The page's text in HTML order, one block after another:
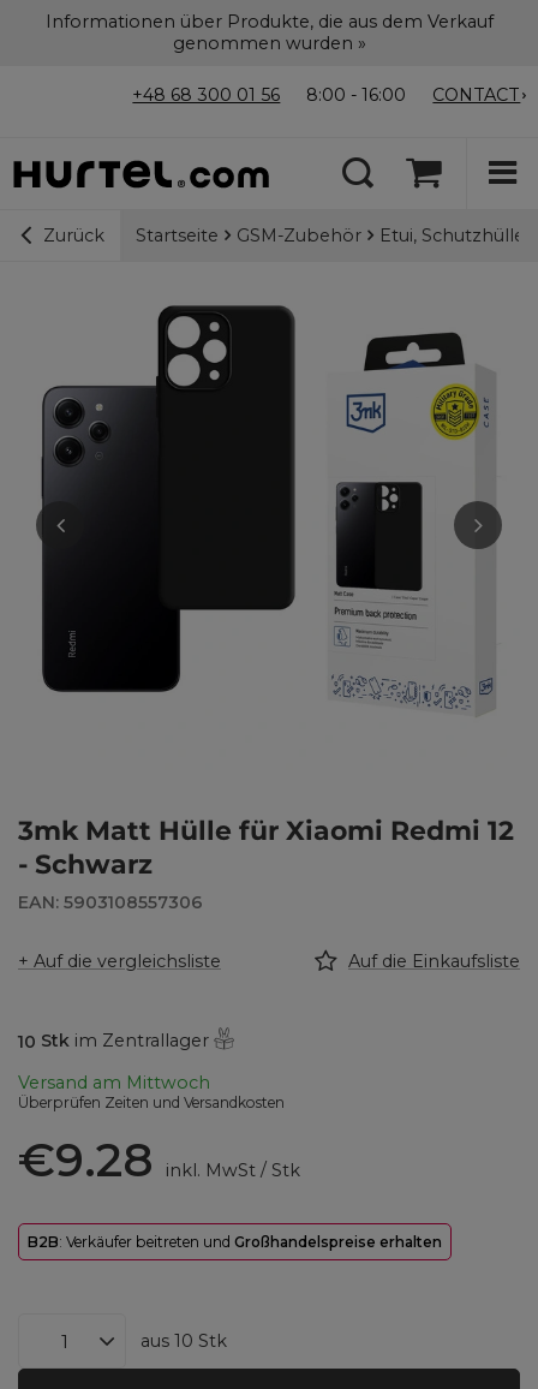
Informationen über Produkte, die aus dem Verkauf
genommen wurden »
+48 68 300 01 56 8:00 - 16:00 CONTACT
Zurück Startseite GSM-Zubehör Etui, Schutzhülle
3mk Matt Hülle für Xiaomi Redmi 12
- Schwarz
EAN: 5903108557306
+ Auf die vergleichsliste Auf die Einkaufsliste
10 Stk im Zentrallager
Versand am Mittwoch
Überprüfen Zeiten und Versandkosten
€9.28 inkl. MwSt/ Stk
B2B: Verkäufer beitreten und Großhandelspreise erhalten
aus 10 Stk